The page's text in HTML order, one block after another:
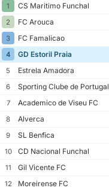
1 CS Maritimo Funchal
2
FC Arouca
3
FC Famalicao
4
GD Estoril Praia
5
Estrela Amadora
6
Sporting Clube de Portugal
7
Academico de Viseu FC
8
Alverca
9
SL Benfica
10
CD Nacional Funchal
11
Gil Vicente FC
12
Moreirense FC